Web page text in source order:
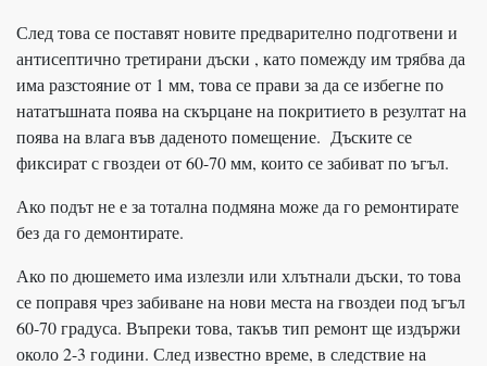
След това се поставят новите предварително подготвени и
антисептично третирани дъски , като помежду им трябва да
има разстояние от 1 мм, това се прави за да се избегне по
нататъшната поява на скърцане на покритието в резултат на
поява на влага във даденото помещение. Дъските се
фиксират с гвоздеи от 60-70 мм, които се забиват по ъгъл.
Ако подът не е за тотална подмяна може да го ремонтирате
без да го демонтирате.
Ако по дюшемето има излезли или хлътнали дъски, то това
се поправя чрез забиване на нови места на гвоздеи под ъгъл
60-70 градуса. Въпреки това, такъв тип ремонт ще издържи
около 2-3 години. След известно време, в следствие на